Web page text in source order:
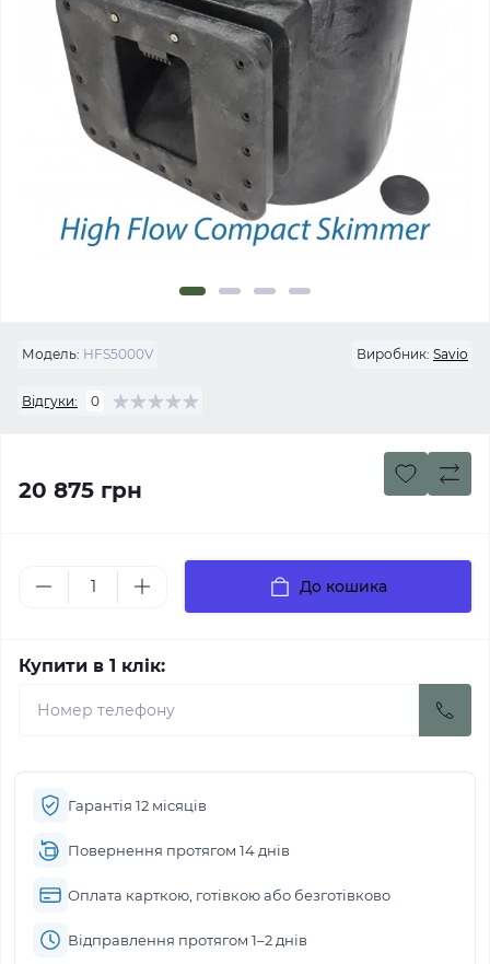
Модель: HFS5000V Виробник: Savio
Відгуки: 0
20 875 грн
До кошика
Купити в 1 клік:
Гарантія 12 місяців
Повернення протягом 14 днів
Оплата карткою, готівкою або безготівково
Відправлення протягом 1–2 днів